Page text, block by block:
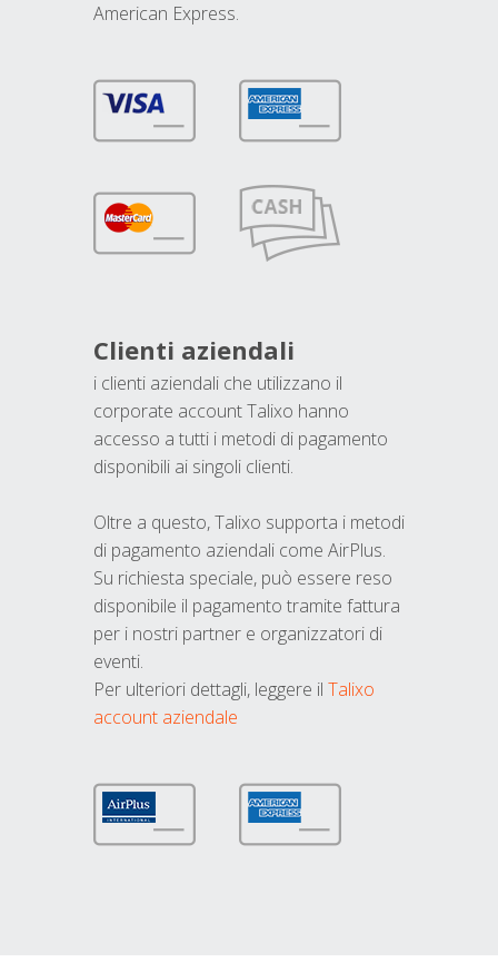
American Express.
Clienti aziendali
i clienti aziendali che utilizzano il
corporate account Talixo hanno
accesso a tutti i metodi di pagamento
disponibili ai singoli clienti.
Oltre a questo, Talixo supporta i metodi
di pagamento aziendali come AirPlus.
Su richiesta speciale, può essere reso
disponibile il pagamento tramite fattura
per i nostri partner e organizzatori di
eventi.
Per ulteriori dettagli, leggere il Talixo
account aziendale